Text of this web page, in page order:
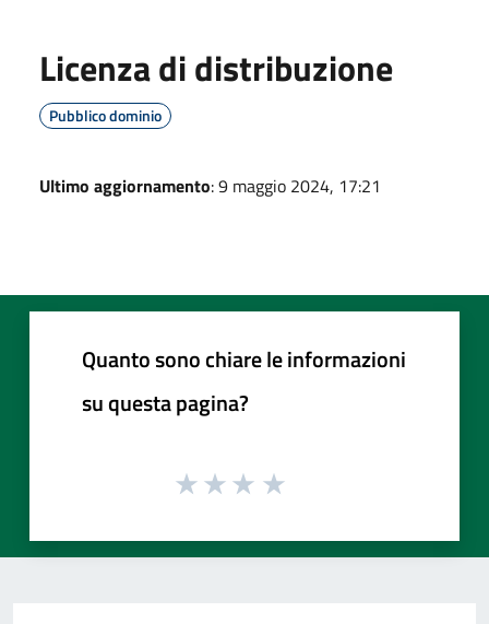
Licenza di distribuzione
Pubblico dominio
Ultimo aggiornamento: 9 maggio 2024, 17:21
Quanto sono chiare le informazioni
su questa pagina?